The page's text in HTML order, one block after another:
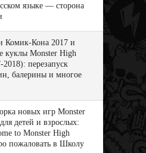
языке — сторона
Комик-Кона 2017 и
куклы Monster High
2018): перезапуск
балерины и многое
новых игр Monster
детей и взрослых:
to Monster High
пожаловать в Школу